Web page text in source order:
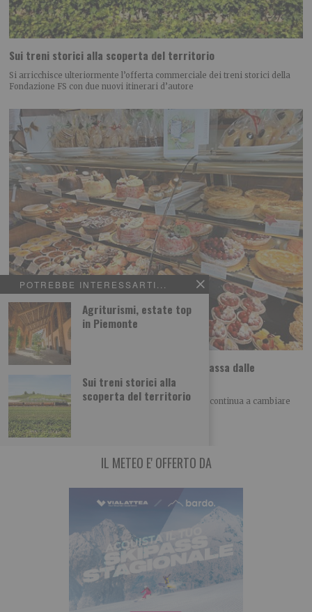
POTREBBE INTERESSARTI...
Agriturismi, estate top
in Piemonte
Sui treni storici alla
scoperta del territorio
Sui treni storici alla scoperta del territorio
Si arricchisce ulteriormente l’offerta commerciale dei treni storici della
Fondazione FS con due nuovi itinerari d’autore
Dolci etnici a Torino, il viaggio nel mondo passa dalle
SCOPRI – TO ALLA SCOPERTA DI TORINO Torino continua a cambiare
volto anche attraverso il cibo.
IL METEO E' OFFERTO DA